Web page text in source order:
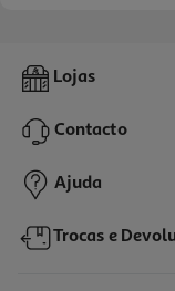
Comida Húmida Gato
1,49 €
Lojas
Contacto
Ajuda
Trocas e